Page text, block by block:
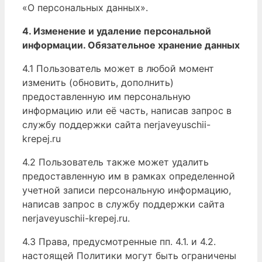
«О персональных данных».
4. Изменение и удаление персональной
информации. Обязательное хранение данных
4.1 Пользователь может в любой момент
изменить (обновить, дополнить)
предоставленную им персональную
информацию или её часть, написав запрос в
службу поддержки сайта nerjaveyuschii-
krepej.ru
4.2 Пользователь также может удалить
предоставленную им в рамках определенной
учетной записи персональную информацию,
написав запрос в службу поддержки сайта
nerjaveyuschii-krepej.ru.
4.3 Права, предусмотренные пп. 4.1. и 4.2.
настоящей Политики могут быть ограничены